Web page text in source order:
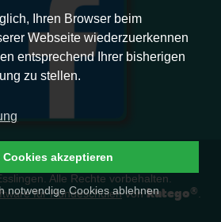
Ihren Browser beim
Webseite wiederzuerkennen
entsprechend Ihrer bisherigen
zu stellen.
notwendige Cookies ablehnen
Cookies akzeptieren
|
Vertrag widerrufen
Alle Rechte vorbehalten.
für Hundeschulenvonkutego®